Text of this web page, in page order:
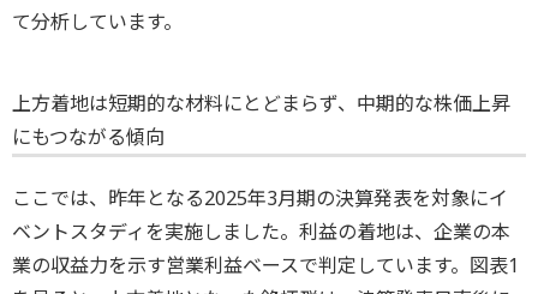
て分析しています。
上方着地は短期的な材料にとどまらず、中期的な株価上昇
にもつながる傾向
ここでは、昨年となる2025年3月期の決算発表を対象にイ
ベントスタディを実施しました。利益の着地は、企業の本
業の収益力を示す営業利益ベースで判定しています。図表1